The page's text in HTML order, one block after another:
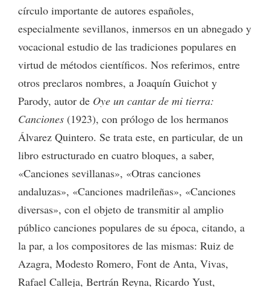
círculo importante de autores españoles,
especialmente sevillanos, inmersos en un abnegado y
vocacional estudio de las tradiciones populares en
virtud de métodos científicos. Nos referimos, entre
otros preclaros nombres, a Joaquín Guichot y
Parody, autor de Oye un cantar de mi tierra:
Canciones (1923), con prólogo de los hermanos
Álvarez Quintero. Se trata este, en particular, de un
libro estructurado en cuatro bloques, a saber,
«Canciones sevillanas», «Otras canciones
andaluzas», «Canciones madrileñas», «Canciones
diversas», con el objeto de transmitir al amplio
público canciones populares de su época, citando, a
la par, a los compositores de las mismas: Ruiz de
Azagra, Modesto Romero, Font de Anta, Vivas,
Rafael Calleja, Bertrán Reyna, Ricardo Yust,